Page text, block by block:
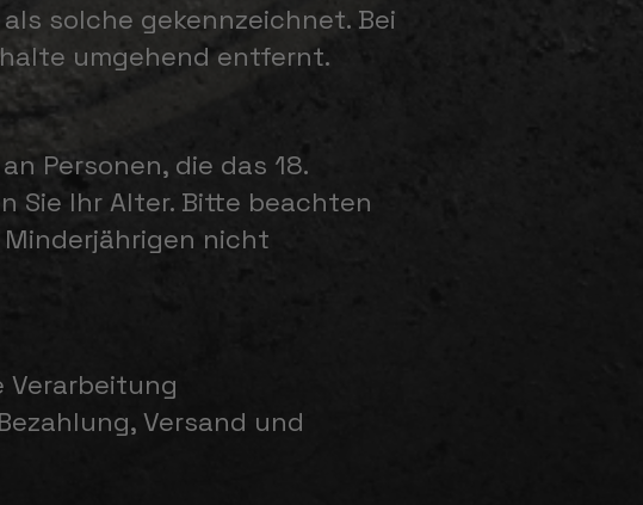
solche gekennzeichnet. Bei
umgehend entfernt.
Personen, die das 18.
Sie Ihr Alter. Bitte beachten
nicht
Verarbeitung
Versand und